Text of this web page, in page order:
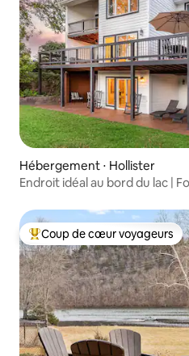
Hébergement ⋅ Hollister
Endroit idéal au bord du lac |
Coups de cœur voyageurs les
Coup de cœur voyageurs